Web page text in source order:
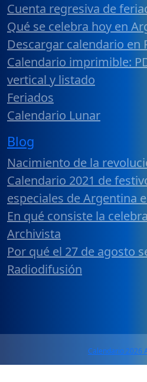
Cuenta regresiva de
Qué se celebra hoy en
Descargar calendario en
Calendario imprimible:
vertical y listado
Feriados
Calendario Lunar
Blog
Nacimiento de la
Calendario 2021 de
especiales de Argentina
En qué consiste la
Archivista
Por qué el 27 de agosto
Radiodifusión
Calendario 2026